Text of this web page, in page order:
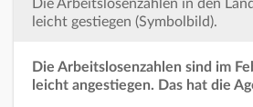
Die Arbeitslosenzahlen in den
leicht gestiegen (Symbolbild).
Die Arbeitslosenzahlen sind im
leicht angestiegen. Das hat die